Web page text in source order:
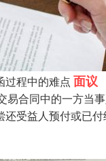
过程中的难点 面议
易合同中的一方当
受益人预付或已